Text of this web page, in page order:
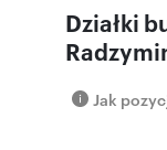
Działki
Jak